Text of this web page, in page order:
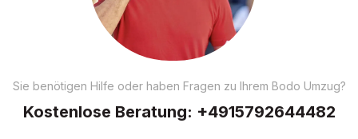
Sie benötigen Hilfe oder haben Fragen zu Ihrem Bodo Umzug?
Kostenlose Beratung: +4915792644482